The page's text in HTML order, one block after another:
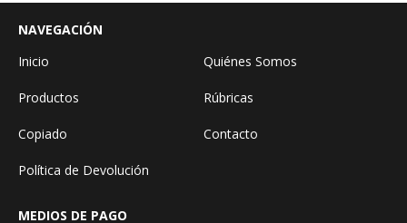
NAVEGACIÓN
Inicio
Quiénes Somos
Productos Rúbricas
Copiado Contacto
Política de Devolución
MEDIOS DE PAGO